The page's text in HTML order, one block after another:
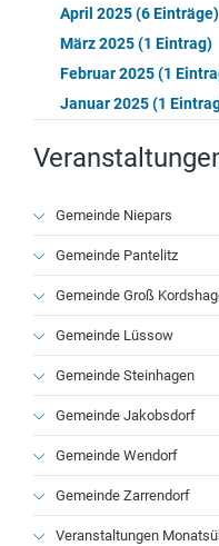
April 2025 (6 Einträge)
März 2025 (1 Eintrag)
Februar 2025 (1
Januar 2025 (1
Navigation
überspringen
Gemeinde Niepars
Gemeinde Pantelitz
Gemeinde Groß
Gemeinde Lüssow
Gemeinde Steinhagen
Gemeinde Jakobsdorf
Gemeinde Wendorf
Gemeinde Zarrendorf
Veranstaltungen